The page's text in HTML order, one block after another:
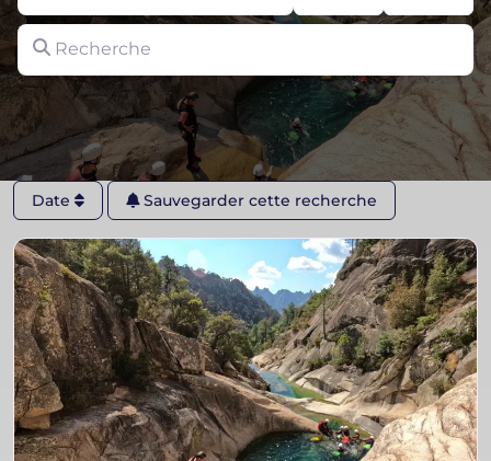
Recherche
Date Sauvegarder cette recherche